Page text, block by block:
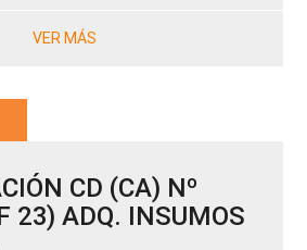
VER MÁS
CD (CA) Nº
23) ADQ. INSUMOS